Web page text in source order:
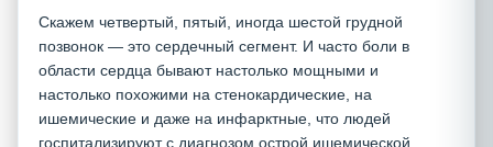
Скажем четвертый, пятый, иногда шестой грудной
позвонок — это сердечный сегмент. И часто боли в
области сердца бывают настолько мощными и
настолько похожими на стенокардические, на
ишемические и даже на инфарктные, что людей
госпитализируют с диагнозом острой ишемической